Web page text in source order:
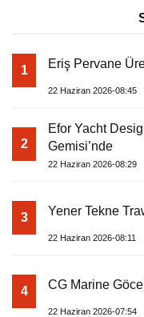
1 Eriş Pervane
22 Haziran 2026-08:45
2
Efor Yacht
Gemisi’nde
22 Haziran 2026-08:29
3 Yener Tekne
22 Haziran 2026-08:11
4 CG Marine
22 Haziran 2026-07:54